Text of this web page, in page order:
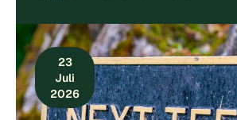
23
Juli
2026